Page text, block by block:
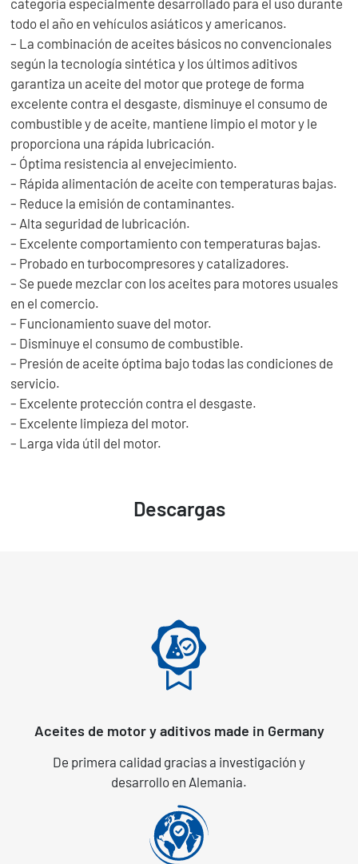
Descargas
todo el año en vehículos asiáticos y americanos.
– La combinación de aceites básicos no convencionales
según la tecnología sintética y los últimos aditivos
garantiza un aceite del motor que protege de forma
excelente contra el desgaste, disminuye el consumo de
combustible y de aceite, mantiene limpio el motor y le
proporciona una rápida lubricación.
– Óptima resistencia al envejecimiento.
– Rápida alimentación de aceite con temperaturas bajas.
– Reduce la emisión de contaminantes.
– Alta seguridad de lubricación.
– Excelente comportamiento con temperaturas bajas.
– Probado en turbocompresores y catalizadores.
– Se puede mezclar con los aceites para motores usuales
en el comercio.
– Funcionamiento suave del motor.
– Disminuye el consumo de combustible.
– Presión de aceite óptima bajo todas las condiciones de
servicio.
– Excelente protección contra el desgaste.
– Excelente limpieza del motor.
– Larga vida útil del motor.
Aceites de motor y aditivos made in Germany
De primera calidad gracias a investigación y
desarrollo en Alemania.